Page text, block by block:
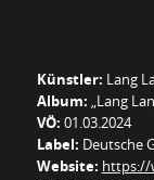
Künstler: Lang
Album: „Lang
VÖ: 01.03.2024
Label: Deutsche
Website: https://